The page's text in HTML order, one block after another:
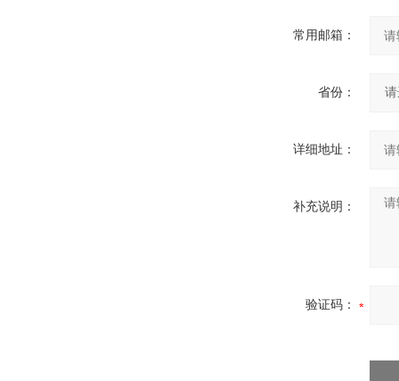
常用邮箱：
省份：
详细地址：
补充说明：
验证码：